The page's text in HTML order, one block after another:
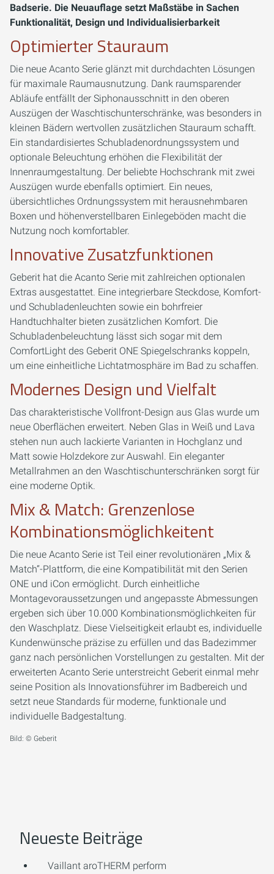
Badserie. Die Neuauflage setzt Maßstäbe in Sachen
Funktionalität, Design und Individualisierbarkeit
Optimierter Stauraum
Die neue Acanto Serie glänzt mit durchdachten Lösungen
für maximale Raumausnutzung. Dank raumsparender
Abläufe entfällt der Siphonausschnitt in den oberen
Auszügen der Waschtischunterschränke, was besonders in
kleinen Bädern wertvollen zusätzlichen Stauraum schafft.
Ein standardisiertes Schubladenordnungssystem und
optionale Beleuchtung erhöhen die Flexibilität der
Innenraumgestaltung. Der beliebte Hochschrank mit zwei
Auszügen wurde ebenfalls optimiert. Ein neues,
übersichtliches Ordnungssystem mit herausnehmbaren
Boxen und höhenverstellbaren Einlegeböden macht die
Nutzung noch komfortabler.
Innovative Zusatzfunktionen
Geberit hat die Acanto Serie mit zahlreichen optionalen
Extras ausgestattet. Eine integrierbare Steckdose, Komfort-
und Schubladenleuchten sowie ein bohrfreier
Handtuchhalter bieten zusätzlichen Komfort. Die
Schubladenbeleuchtung lässt sich sogar mit dem
ComfortLight des Geberit ONE Spiegelschranks koppeln,
um eine einheitliche Lichtatmosphäre im Bad zu schaffen.
Modernes Design und Vielfalt
Das charakteristische Vollfront-Design aus Glas wurde um
neue Oberflächen erweitert. Neben Glas in Weiß und Lava
stehen nun auch lackierte Varianten in Hochglanz und
Matt sowie Holzdekore zur Auswahl. Ein eleganter
Metallrahmen an den Waschtischunterschränken sorgt für
eine moderne Optik.
Mix & Match: Grenzenlose
Kombinationsmöglichkeitent
Die neue Acanto Serie ist Teil einer revolutionären „Mix &
Match“-Plattform, die eine Kompatibilität mit den Serien
ONE und iCon ermöglicht. Durch einheitliche
Montagevoraussetzungen und angepasste Abmessungen
ergeben sich über 10.000 Kombinationsmöglichkeiten für
den Waschplatz. Diese Vielseitigkeit erlaubt es, individuelle
Kundenwünsche präzise zu erfüllen und das Badezimmer
ganz nach persönlichen Vorstellungen zu gestalten. Mit der
erweiterten Acanto Serie unterstreicht Geberit einmal mehr
seine Position als Innovationsführer im Badbereich und
setzt neue Standards für moderne, funktionale und
individuelle Badgestaltung.
Bild: © Geberit
Neueste Beiträge
Vaillant aroTHERM perform